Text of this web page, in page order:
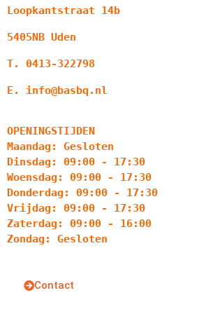
Loopkantstraat 14b
5405NB Uden
T. 0413-322798
E. info@basbq.nl
OPENINGSTIJDEN
Maandag: Gesloten
Dinsdag: 09:00 - 17:30
Woensdag: 09:00 - 17:30
Donderdag: 09:00 - 17:30
Vrijdag: 09:00 - 17:30
Zaterdag: 09:00 - 16:00
Zondag: Gesloten
Contact